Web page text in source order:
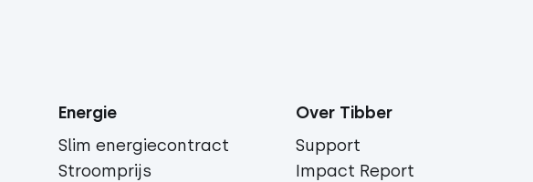
Energie
Slim energiecontract
Stroomprijs
Over Tibber
Support
Impact Report